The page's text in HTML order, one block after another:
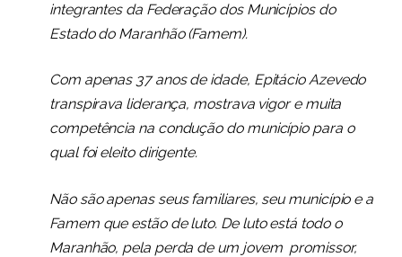
integrantes da Federação dos Municípios do
Estado do Maranhão (Famem).
Com apenas 37 anos de idade, Epitácio Azevedo
transpirava liderança, mostrava vigor e muita
competência na condução do município para o
qual foi eleito dirigente.
Não são apenas seus familiares, seu município e a
Famem que estão de luto. De luto está todo o
Maranhão, pela perda de um jovem promissor,